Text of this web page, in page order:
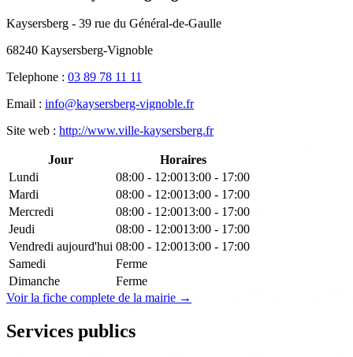
Kaysersberg - 39 rue du Général-de-Gaulle
68240 Kaysersberg-Vignoble
Telephone : 03 89 78 11 11
Email : info@kaysersberg-vignoble.fr
Site web : http://www.ville-kaysersberg.fr
Jour
Horaires
Lundi
08:00 - 12:0013:00 - 17:00
Mardi
08:00 - 12:0013:00 - 17:00
Mercredi
08:00 - 12:0013:00 - 17:00
Jeudi
08:00 - 12:0013:00 - 17:00
Vendredi aujourd'hui 08:00 - 12:0013:00 - 17:00
Samedi
Ferme
Dimanche
Ferme
Voir la fiche complete de la mairie →
Services publics